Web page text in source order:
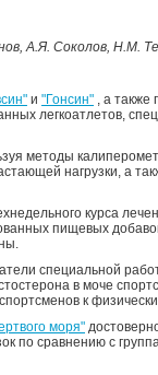
А.Я. Соколов, Н.М.
и "Гонсин" , а также
легкоатлетов,
методы
нагрузки, а
курса
пищевых
специальной
в моче
к
моря"
по сравнению с